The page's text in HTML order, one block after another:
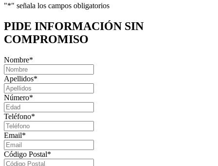
"*" señala los campos obligatorios
PIDE INFORMACIÓN SIN
COMPROMISO
Nombre*
Apellidos*
Número*
Teléfono*
Email*
Código Postal*